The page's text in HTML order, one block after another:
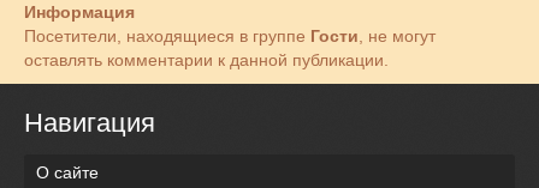
Информация
Посетители, находящиеся в группе Гости , не могут
оставлять комментарии к данной публикации.
Навигация
О сайте